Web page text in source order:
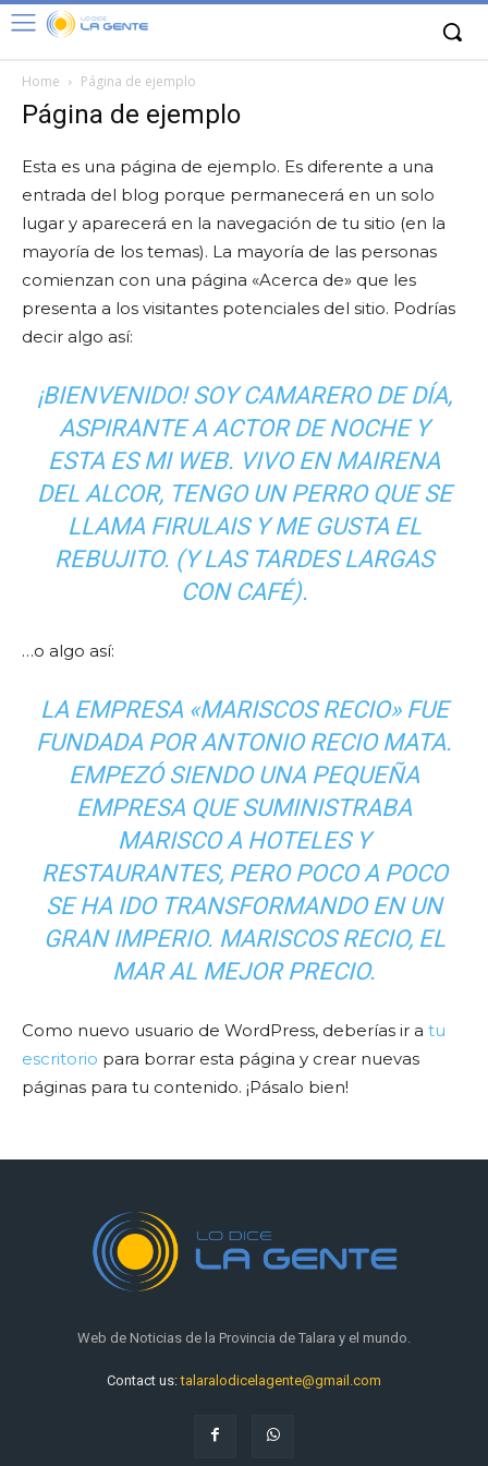
Home Página de ejemplo
Página de ejemplo
Esta es una página de ejemplo. Es diferente a una
entrada del blog porque permanecerá en un solo
lugar y aparecerá en la navegación de tu sitio (en la
mayoría de los temas). La mayoría de las personas
comienzan con una página «Acerca de» que les
presenta a los visitantes potenciales del sitio. Podrías
decir algo así:
¡BIENVENIDO! SOY CAMARERO DE DÍA,
ASPIRANTE A ACTOR DE NOCHE Y
ESTA ES MI WEB. VIVO EN MAIRENA
DEL ALCOR, TENGO UN PERRO QUE SE
LLAMA FIRULAIS Y ME GUSTA EL
REBUJITO. (Y LAS TARDES LARGAS
CON CAFÉ).
…o algo así:
LA EMPRESA «MARISCOS RECIO» FUE
FUNDADA POR ANTONIO RECIO MATA.
EMPEZÓ SIENDO UNA PEQUEÑA
EMPRESA QUE SUMINISTRABA
MARISCO A HOTELES Y
RESTAURANTES, PERO POCO A POCO
SE HA IDO TRANSFORMANDO EN UN
GRAN IMPERIO. MARISCOS RECIO, EL
MAR AL MEJOR PRECIO.
Como nuevo usuario de WordPress, deberías ir a tu
escritorio para borrar esta página y crear nuevas
páginas para tu contenido. ¡Pásalo bien!
Web de Noticias de la Provincia de Talara y el mundo.
Contact us:talaralodicelagente@gmail.com